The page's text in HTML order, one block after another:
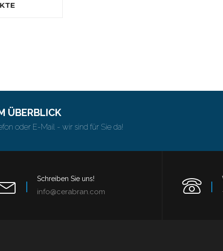
ÜBERBLICK
oder E-Mail - wir sind für Sie da!
Schreiben Sie uns!
info@cerabran.com